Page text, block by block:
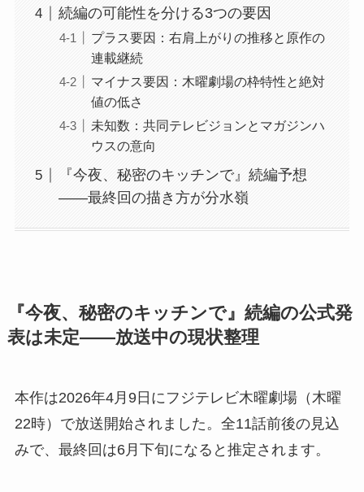
続編の可能性を分ける3つの要因
プラス要因：右肩上がりの推移と原作の
連載継続
マイナス要因：木曜劇場の枠特性と絶対
値の低さ
未知数：共同テレビジョンとマガジンハ
ウスの意向
『今夜、秘密のキッチンで』続編予想
——最終回の描き方が分水嶺
『今夜、秘密のキッチンで』続編の公式発
表は未定——放送中の現状整理
本作は2026年4月9日にフジテレビ木曜劇場（木曜
22時）で放送開始されました。全11話前後の見込
みで、最終回は6月下旬になると推定されます。